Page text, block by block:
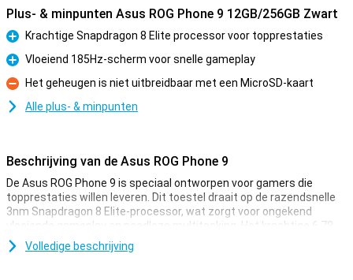
Plus- & minpunten Asus ROG Phone 9 12GB/256GB Zwart
Pluspunt
Krachtige Snapdragon 8 Elite processor voor topprestaties
Pluspunt
Vloeiend 185Hz-scherm voor snelle gameplay
Minpunt
Het geheugen is niet uitbreidbaar met een MicroSD-kaart
Alle plus- & minpunten
Beschrijving van de Asus ROG Phone 9
De Asus ROG Phone 9 is speciaal ontworpen voor gamers die
topprestaties willen leveren. Dit toestel draait op de razendsnelle
3nm Snapdragon 8 Elite-processor, wat zorgt voor ongekend
vloeiende gameplay en naadloze multitasking. Het krachtige 6,78-
inch AMOLED-scherm met een verversingssnelheid tot 185Hz
zorgt voor haarscherpe beelden. Met genoeg opslagcapaciteit en
Volledige beschrijving